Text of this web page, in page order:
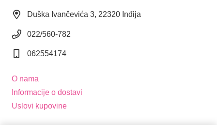
Duška Ivančevića 3, 22320 Inđija
022/560-782
062554174
O nama
Informacije o dostavi
Uslovi kupovine